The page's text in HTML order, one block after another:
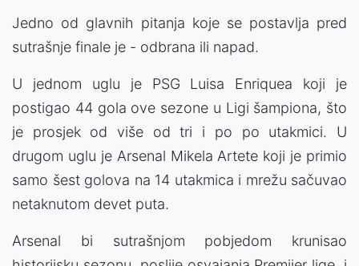
Jedno od glavnih pitanja koje se postavlja pred
sutrašnje finale je - odbrana ili napad.
U jednom uglu je PSG Luisa Enriquea koji je
postigao 44 gola ove sezone u Ligi šampiona, što
je prosjek od više od tri i po po utakmici. U
drugom uglu je Arsenal Mikela Artete koji je primio
samo šest golova na 14 utakmica i mrežu sačuvao
netaknutom devet puta.
Arsenal bi sutrašnjom pobjedom krunisao